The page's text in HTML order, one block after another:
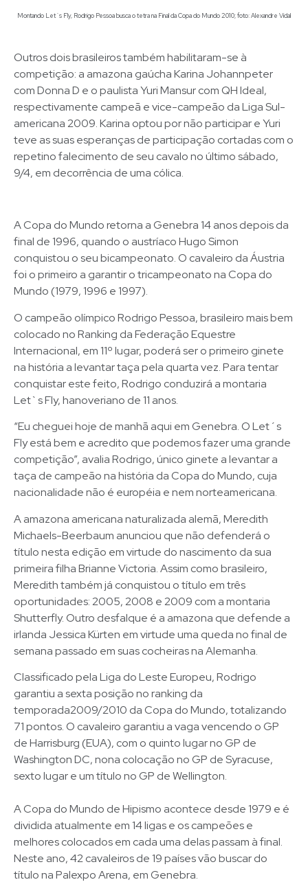
Montando Let´s Fly, Rodrigo Pessoa busca o tetra na Final da Copa do Mundo 2010; foto: Alexandre Vidal
Outros dois brasileiros também habilitaram-se à
competição: a amazona gaúcha Karina Johannpeter
com Donna D e o paulista Yuri Mansur com QH Ideal,
respectivamente campeã e vice-campeão da Liga Sul-
americana 2009. Karina optou por não participar e Yuri
teve as suas esperanças de participação cortadas com o
repetino falecimento de seu cavalo no último sábado,
9/4, em decorrência de uma cólica.
A Copa do Mundo retorna a Genebra 14 anos depois da
final de 1996, quando o austríaco Hugo Simon
conquistou o seu bicampeonato. O cavaleiro da Áustria
foi o primeiro a garantir o tricampeonato na Copa do
Mundo (1979, 1996 e 1997).
O campeão olímpico Rodrigo Pessoa, brasileiro mais bem
colocado no Ranking da Federação Equestre
Internacional, em 11º lugar, poderá ser o primeiro ginete
na história a levantar taça pela quarta vez. Para tentar
conquistar este feito, Rodrigo conduzirá a montaria
Let`s Fly, hanoveriano de 11 anos.
“Eu cheguei hoje de manhã aqui em Genebra. O Let´s
Fly está bem e acredito que podemos fazer uma grande
competição”, avalia Rodrigo, único ginete a levantar a
taça de campeão na história da Copa do Mundo, cuja
nacionalidade não é européia e nem norteamericana.
A amazona americana naturalizada alemã, Meredith
Michaels-Beerbaum anunciou que não defenderá o
título nesta edição em virtude do nascimento da sua
primeira filha Brianne Victoria. Assim como brasileiro,
Meredith também já conquistou o título em três
oportunidades: 2005, 2008 e 2009 com a montaria
Shutterfly. Outro desfalque é a amazona que defende a
irlanda Jessica Kürten em virtude uma queda no final de
semana passado em suas cocheiras na Alemanha.
Classificado pela Liga do Leste Europeu, Rodrigo
garantiu a sexta posição no ranking da
temporada2009/2010 da Copa do Mundo, totalizando
71 pontos. O cavaleiro garantiu a vaga vencendo o GP
de Harrisburg (EUA), com o quinto lugar no GP de
Washington DC, nona colocação no GP de Syracuse,
sexto lugar e um título no GP de Wellington.
A Copa do Mundo de Hipismo acontece desde 1979 e é
dividida atualmente em 14 ligas e os campeões e
melhores colocados em cada uma delas passam à final.
Neste ano, 42 cavaleiros de 19 países vão buscar do
título na Palexpo Arena, em Genebra.